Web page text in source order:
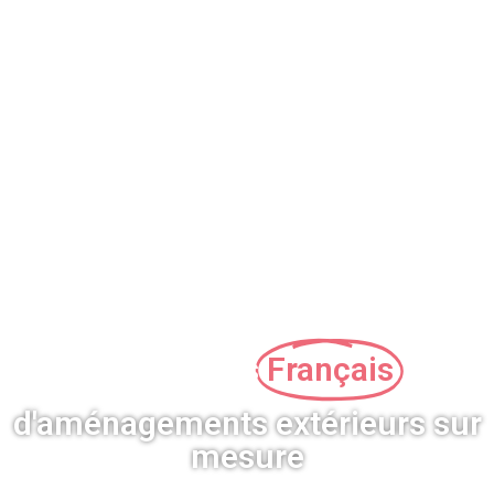
Fabricants Français
d'aménagements extérieurs sur
mesure